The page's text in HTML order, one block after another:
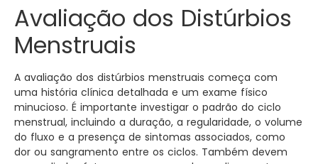
Avaliação dos Distúrbios
Menstruais
A avaliação dos distúrbios menstruais começa com
uma história clínica detalhada e um exame físico
minucioso. É importante investigar o padrão do ciclo
menstrual, incluindo a duração, a regularidade, o volume
do fluxo e a presença de sintomas associados, como
dor ou sangramento entre os ciclos. Também devem